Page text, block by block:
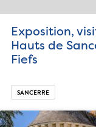
Exposition,
Hauts de
Fiefs
SANCERRE